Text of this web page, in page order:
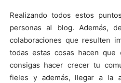
Realizando todos estos
personas al blog. Además,
colaboraciones que resulten
todas estas cosas hacen
consigas hacer crecer tu
fieles y además, llegar a la